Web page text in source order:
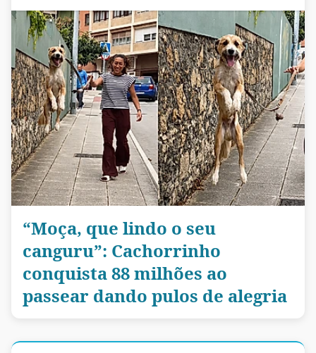
“Moça, que lindo o seu
canguru”: Cachorrinho
conquista 88 milhões ao
passear dando pulos de alegria